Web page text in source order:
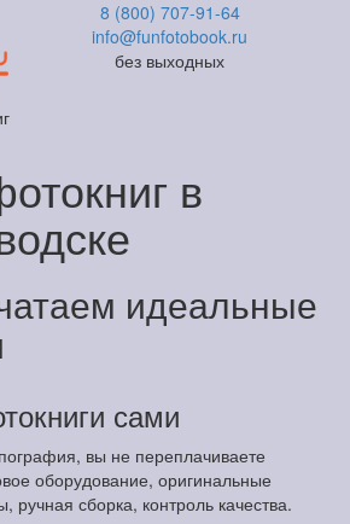
8 (800) 707-91-64
info@funfotobook.ru
без выходных
в
идеальные
сами
вы не переплачиваете
оборудование, оригинальные
ручная сборка, контроль качества.